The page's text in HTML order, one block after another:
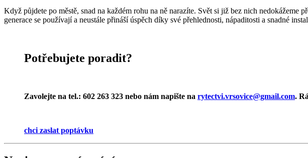
Když půjdete po městě, snad na každém rohu na ně narazíte. Svět si již bez nich nedokážeme
generace se používají a neustále přináší úspěch díky své přehlednosti, nápaditosti a snadné
Potřebujete poradit?
Zavolejte na tel.: 602 263 323 nebo nám napište na rytectvi.vrsovice@gmail.com.
chci zaslat poptávku